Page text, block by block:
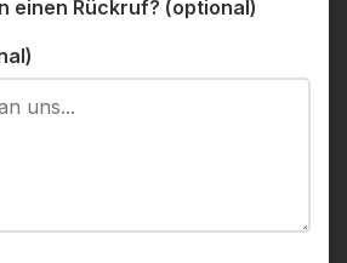
einen Rückruf? (optional)